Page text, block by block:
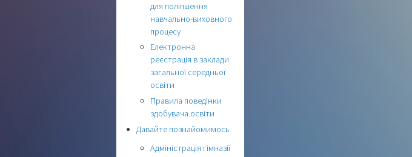
для поліпшення
навчально-виховного
процесу
Електронна
реєстрація в заклади
загальної середньої
освіти
Правила поведінки
здобувача освіти
Давайте познайомимось
Адміністрація гімназії